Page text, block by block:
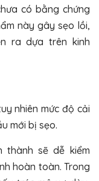
có bằng chứng
này gây sẹo lồi,
ra dựa trên kinh
nhiên mức độ cải
mới bị sẹo.
thành sẽ dễ kiểm
hoàn toàn. Trong